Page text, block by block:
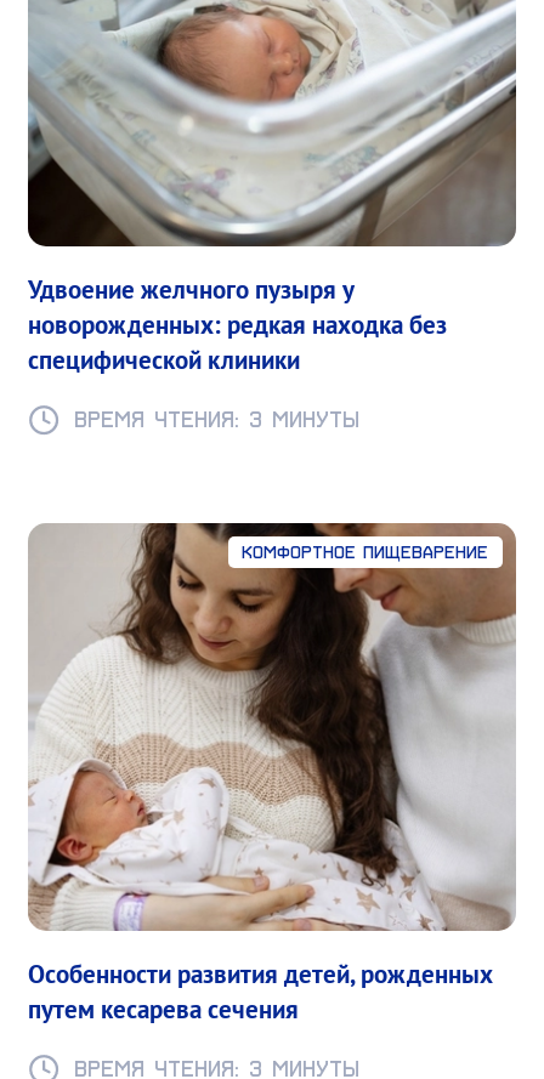
Удвоение желчного пузыря у
новорожденных: редкая находка без
специфической клиники
Время чтения: 3 минуты
Комфортное пищеварение
Особенности развития детей, рожденных
путем кесарева сечения
Время чтения: 3 минуты